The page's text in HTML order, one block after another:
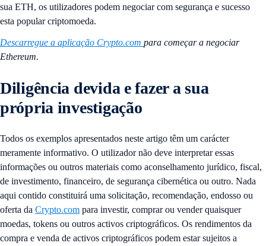
sua ETH, os utilizadores podem negociar com segurança e sucesso
esta popular criptomoeda.
Descarregue a aplicação Crypto.com para começar a negociar
Ethereum.
Diligência devida e fazer a sua
própria investigação
Todos os exemplos apresentados neste artigo têm um carácter
meramente informativo. O utilizador não deve interpretar essas
informações ou outros materiais como aconselhamento jurídico, fiscal,
de investimento, financeiro, de segurança cibernética ou outro. Nada
aqui contido constituirá uma solicitação, recomendação, endosso ou
oferta da Crypto.com para investir, comprar ou vender quaisquer
moedas, tokens ou outros activos criptográficos. Os rendimentos da
compra e venda de activos criptográficos podem estar sujeitos a